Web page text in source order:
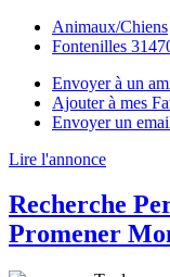
Animaux/Chiens
Fontenilles
Envoyer à un
Ajouter à mes
Envoyer un
Lire l'annonce
Recherche
Promener